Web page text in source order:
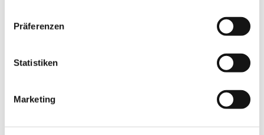
Präferenzen
Statistiken
Marketing